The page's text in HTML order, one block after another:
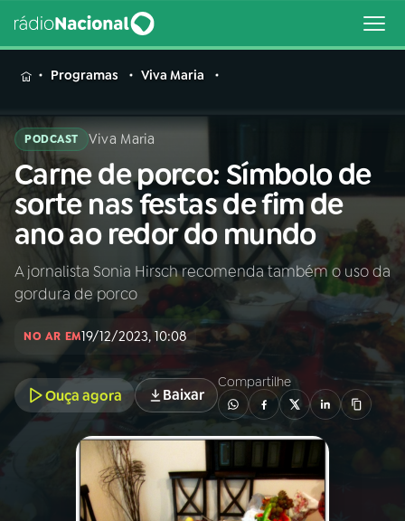
MENU
Buscar
na
Rádio
Nacional
Buscar
AO VIVO
INÍCIO
02 A RÁDIO
PROGRAMAÇÃO
PROGRAMAS
Programas Viva Maria
PODCAST Viva Maria
Carne de porco: Símbolo de
sorte nas festas de fim de
ano ao redor do mundo
A jornalista Sonia Hirsch recomenda também o uso da
gordura de porco
NO AR EM19/12/2023, 10:08
Ouça agora Baixar
Compartilhe